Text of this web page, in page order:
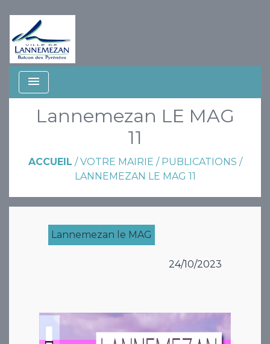
menu
Lannemezan LE MAG
11
ACCUEIL /VOTRE MAIRIE / PUBLICATIONS /
LANNEMEZAN LE MAG 11
Lannemezan le MAG
24/10/2023